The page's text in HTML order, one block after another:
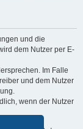
und die
dem Nutzer per E-
Im Falle
und dem Nutzer
wenn der Nutzer